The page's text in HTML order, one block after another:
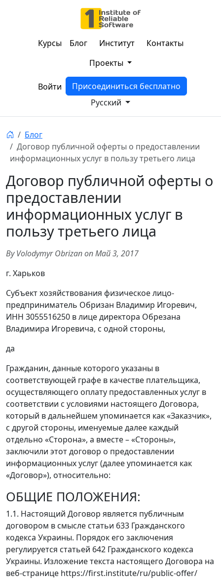
Курсы Блог Институт
Контакты
Проекты
Войти
Присоединиться бесплатно
Русский
Блог
Договор публичной оферты о предоставлении
информационных услуг в пользу третьего лица
Договор публичной оферты о
предоставлении
информационных услуг в
пользу третьего лица
By Volodymyr Obrizan on Май 3, 2017
г. Харьков
Субъект хозяйствования физическое лицо-
предприниматель Обризан Владимир Игоревич,
ИНН 3055516250 в лице директора Обрезана
Владимира Игоревича, с одной стороны,
да
Гражданин, данные которого указаны в
соответствующей графе в качестве плательщика,
осуществляющего оплату предоставленных услуг в
соответствии с условиями настоящего Договора,
который в дальнейшем упоминается как «Заказчик»,
с другой стороны, именуемые далее каждый
отдельно «Сторона», а вместе – «Стороны»,
заключили этот договор о предоставлении
информационных услуг (далее упоминается как
«Договор»), относительно:
ОБЩИЕ ПОЛОЖЕНИЯ:
1.1. Настоящий Договор является публичным
договором в смысле статьи 633 Гражданского
кодекса Украины. Порядок его заключения
регулируется статьей 642 Гражданского кодекса
Украины. Изложение текста настоящего Договора на
веб-странице https://first.institute/ru/public-offer/